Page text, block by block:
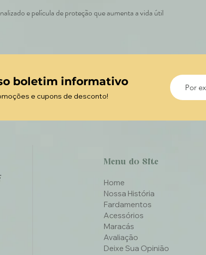
e película de proteção que aumenta a vida útil
boletim informativo
e cupons de desconto!
Menu do Site
Home
Nossa História
Fardamentos
Acessórios
Maracás
Avaliação
Deixe Sua Opinião